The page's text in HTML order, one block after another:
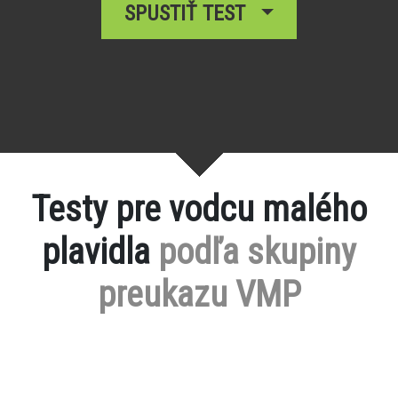
SPUSTIŤ TEST
Testy pre vodcu malého
plavidla podľa skupiny
preukazu VMP